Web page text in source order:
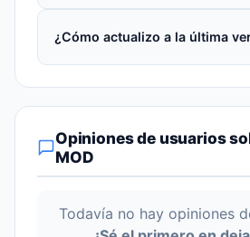
¿Cómo actualizo a la última
Opiniones de usuarios
MOD
Todavía no hay opiniones